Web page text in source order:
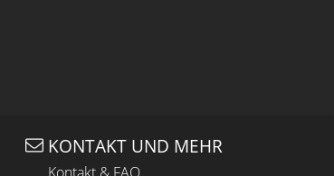
KONTAKT UND MEHR